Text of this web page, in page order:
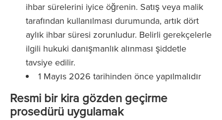
ihbar sürelerini iyice öğrenin. Satış veya malik
tarafından kullanılması durumunda, artık dört
aylık ihbar süresi zorunludur. Belirli gerekçelerle
ilgili hukuki danışmanlık alınması şiddetle
tavsiye edilir.
1 Mayıs 2026 tarihinden önce yapılmalıdır
Resmi bir kira gözden geçirme
prosedürü uygulamak